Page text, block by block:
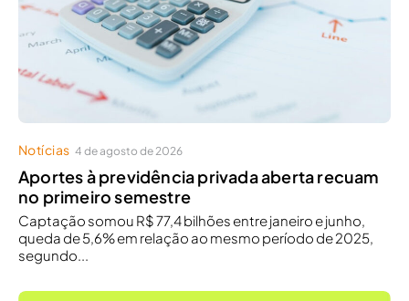
Notícias 4 de agosto de 2026
Aportes à previdência privada aberta recuam
no primeiro semestre
Captação somou R$ 77,4 bilhões entre janeiro e junho,
queda de 5,6% em relação ao mesmo período de 2025,
segundo...